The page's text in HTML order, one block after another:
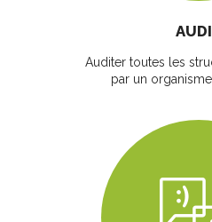
Auditer toutes les
par un